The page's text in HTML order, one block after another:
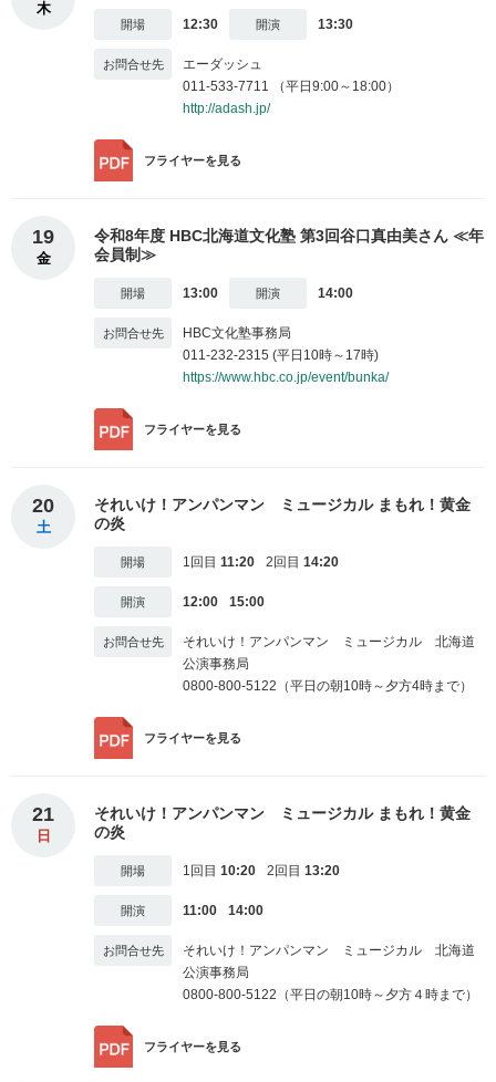
木
12:30 13:30
エーダッシュ
011-533-7711 （平日9:00～18:00）
http://adash.jp/
フライヤーを見る
19
金
令和8年度 HBC北海道文化塾 第3回谷口真由美さん ≪年
会員制≫
13:00 14:00
HBC文化塾事務局
011-232-2315 (平日10時～17時)
https://www.hbc.co.jp/event/bunka/
フライヤーを見る
20
土
それいけ！アンパンマン ミュージカル まもれ！黄金
の炎
1回目 11:20 2回目 14:20
12:00 15:00
それいけ！アンパンマン ミュージカル 北海道
公演事務局
0800-800-5122（平日の朝10時～夕方4時まで）
フライヤーを見る
21
日
それいけ！アンパンマン ミュージカル まもれ！黄金
の炎
1回目 10:20 2回目 13:20
11:00 14:00
それいけ！アンパンマン ミュージカル 北海道
公演事務局
0800-800-5122（平日の朝10時～夕方４時まで）
フライヤーを見る